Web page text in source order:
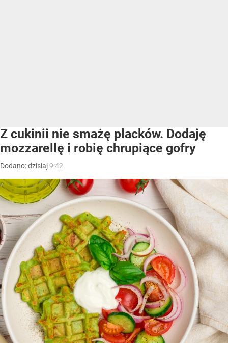
Z cukinii nie smażę placków. Dodaję
mozzarellę i robię chrupiące gofry
Dodano:dzisiaj9:42